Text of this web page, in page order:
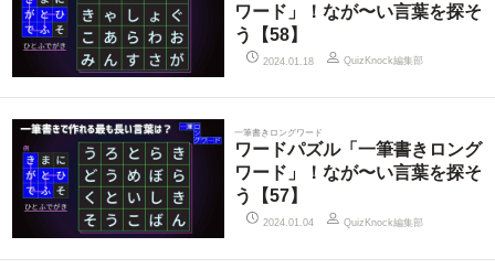
ワード」！なが〜い言葉を探そ
う【58】
2024.01.18 QuizKnock編集部
一筆書きロングワード
ワードパズル「一筆書きロング
ワード」！なが〜い言葉を探そ
う【57】
2024.01.04 QuizKnock編集部